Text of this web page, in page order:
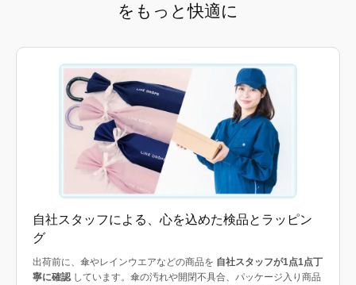
をもっと快適に
自社スタッフによる、心を込めた検品とラッピン
グ
出荷前に、傘やレインウエアなどの商品を 自社スタッフが1点1点丁
寧に確認 しています。傘の汚れや開閉不具合、パッケージ入り商品